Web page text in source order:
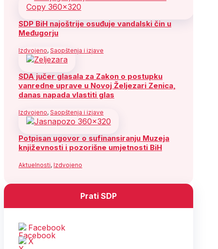
SDP BiH najoštrije osuđuje vandalski čin u
Međugorju
Izdvojeno, Saopštenja i izjave
SDA jučer glasala za Zakon o postupku
vanredne uprave u Novoj Željezari Zenica,
danas napada vlastiti glas
Izdvojeno, Saopštenja i izjave
Potpisan ugovor o sufinansiranju Muzeja
književnosti i pozorišne umjetnosti BiH
Aktuelnosti, Izdvojeno
Prati SDP
Facebook
X